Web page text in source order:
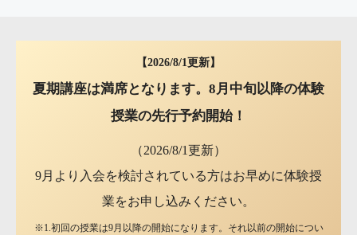
【2026/8/1更新】
夏期講座は満席となります。8月中旬以降の体験
授業の先行予約開始！
（2026/8/1更新）
9月より入会を検討されている方はお早めに体験授
業をお申し込みください。
※1.初回の授業は9月以降の開始になります。それ以前の開始につい